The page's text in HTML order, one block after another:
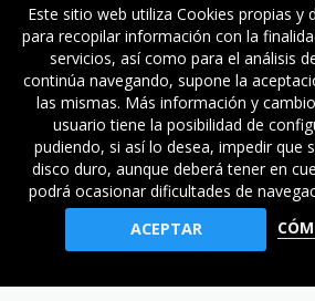
Conócenos
Visado de documentos
Ventanilla única
Políticas legales
© Gipuzkoako Industri Ingeniariaren Elkargo
Oficial de Ingenieros Industriales de
Este sitio web utiliza Cookies propias y
para recopilar información con la
servicios, así como para el análisis
continúa navegando, supone la
las mismas. Más información y
usuario tiene la posibilidad de
pudiendo, si así lo desea, impedir que
disco duro, aunque deberá tener en
podrá ocasionar dificultades de
ACEPTAR